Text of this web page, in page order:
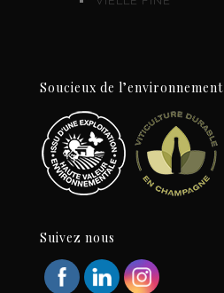
Soucieux de l’environnement
Suivez nous